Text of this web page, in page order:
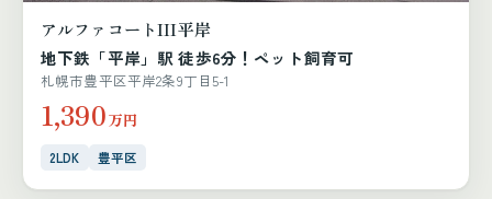
アルファコートIII平岸
地下鉄「平岸」駅 徒歩6分！ペット飼育可
札幌市豊平区平岸2条9丁目5-1
1,390万円
2LDK 豊平区